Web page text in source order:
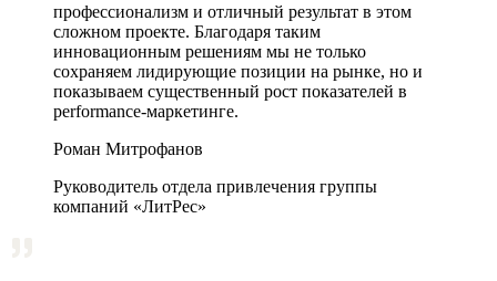
профессионализм и отличный результат в этом
сложном проекте. Благодаря таким
инновационным решениям мы не только
сохраняем лидирующие позиции на рынке, но и
показываем существенный рост показателей в
performance-маркетинге.
Роман Митрофанов
Руководитель отдела привлечения группы
компаний «ЛитРес»